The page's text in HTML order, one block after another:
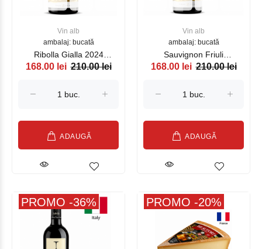
Vin alb
ambalaj: bucată
Ribolla Gialla 2024
ZORZETTIG, alb, 750ml
168.00 lei 210.00 lei
ADAUGĂ
Vin alb
ambalaj: bucată
Sauvignon Friuli
ZORZETTIG, alb, 750 ml
168.00 lei 210.00 lei
ADAUGĂ
PROMO -36% PROMO -20%